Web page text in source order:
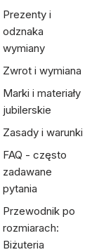
Prezenty i
odznaka
wymiany
Zwrot i wymiana
Marki i materiały
jubilerskie
Zasady i warunki
FAQ - często
zadawane
pytania
Przewodnik po
rozmiarach:
Biżuteria